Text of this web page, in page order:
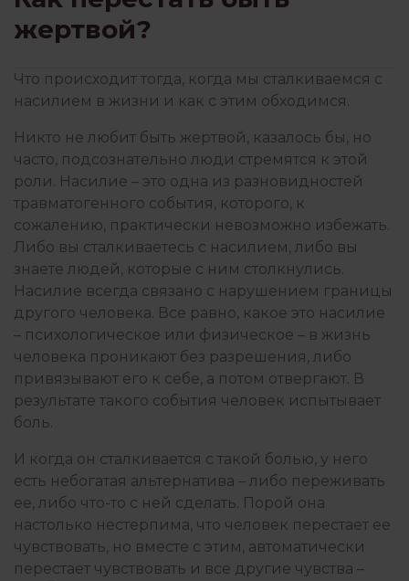
жертвой?
Что происходит тогда, когда мы сталкиваемся с
насилием в жизни и как с этим обходимся.
Никто не любит быть жертвой, казалось бы, но
часто, подсознательно люди стремятся к этой
роли. Насилие – это одна из разновидностей
травматогенного события, которого, к
сожалению, практически невозможно избежать.
Либо вы сталкиваетесь с насилием, либо вы
знаете людей, которые с ним столкнулись.
Насилие всегда связано с нарушением границы
другого человека. Все равно, какое это насилие
– психологическое или физическое – в жизнь
человека проникают без разрешения, либо
привязывают его к себе, а потом отвергают. В
результате такого события человек испытывает
боль.
И когда он сталкивается с такой болью, у него
есть небогатая альтернатива – либо переживать
ее, либо что-то с ней сделать. Порой она
настолько нестерпима, что человек перестает ее
чувствовать, но вместе с этим, автоматически
перестает чувствовать и все другие чувства –
КРИЗИСЫ И ТРАВМЫ
ЛИТЕРАТУРА
ОТНОШЕНИЯ
ПОИСК СЕБЯ
ПОТРЕБНОСТИ
ПРАКТИКА ГЕШТАЛЬТ-ТЕРАПИИ
ПРИСУТСТВИЕ И ОСОЗНАВАНИЕ